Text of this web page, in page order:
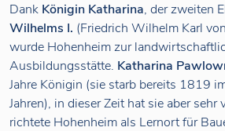
Dank Königin Katharina, der zweiten
Wilhelms I. (Friedrich Wilhelm Karl
wurde Hohenheim zur
Ausbildungsstätte. Katharina
Jahre Königin (sie starb bereits 1819
Jahren), in dieser Zeit hat sie aber sehr
richtete Hohenheim als Lernort für